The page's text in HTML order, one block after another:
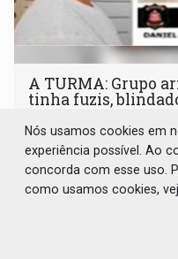
A TURMA: Grupo
tinha fuzis,
Brasil e Mundo 17
A PF afirma que
ações de intimidação
Nós usamos cookies em
experiência possível. Ao
concorda com esse uso.
como usamos cookies,